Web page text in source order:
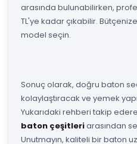
arasında bulunabilirken,
TL'ye kadar çıkabilir.
model seçin.
Sonuç olarak, doğru baton
kolaylaştıracak ve yemek
Yukarıdaki rehberi takip
baton çeşitleriarasından
Unutmayın, kaliteli bir baton